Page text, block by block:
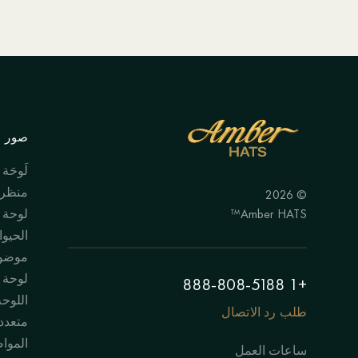
© 2026
Amber HATS™
+1 888-808-5188
طلب رد الاتصال
ساعات العمل
صور
لَوحَة
لوحة
لوحة